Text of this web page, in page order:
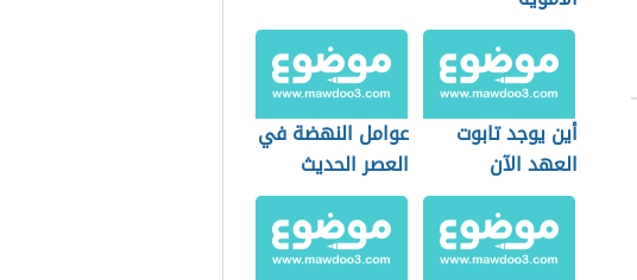
أين يوجد تابوت
العهد الآن
عوامل النهضة في
العصر الحديث